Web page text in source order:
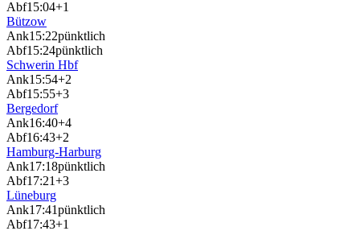
Abf15:04+1
Bützow
Ank15:22pünktlich
Abf15:24pünktlich
Schwerin Hbf
Ank15:54+2
Abf15:55+3
Bergedorf
Ank16:40+4
Abf16:43+2
Hamburg-Harburg
Ank17:18pünktlich
Abf17:21+3
Lüneburg
Ank17:41pünktlich
Abf17:43+1